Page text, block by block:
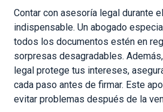
Contar con asesoría legal durante
indispensable. Un abogado
todos los documentos estén en
sorpresas desagradables.
legal protege tus intereses,
cada paso antes de firmar. Este
evitar problemas después de la